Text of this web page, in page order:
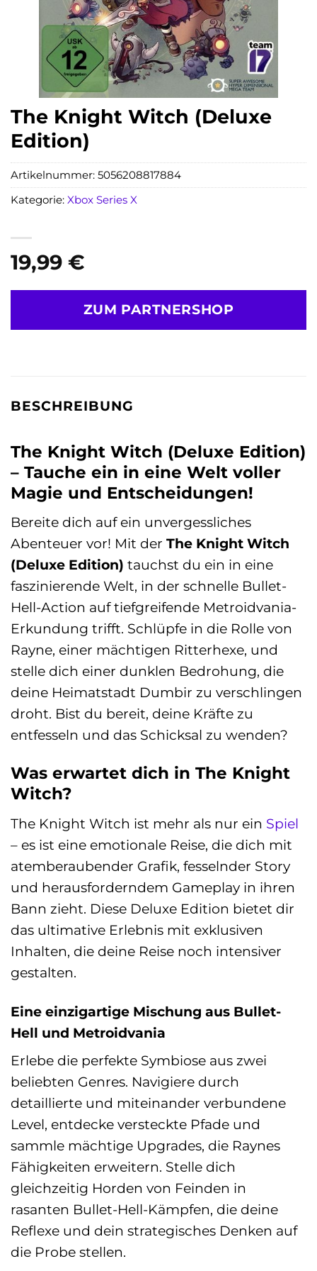
The Knight Witch (Deluxe
Edition)
19,99 €
ZUM PARTNERSHOP
Artikelnummer: 5056208817884
Kategorie: Xbox Series X
BESCHREIBUNG
The Knight Witch (Deluxe Edition)
– Tauche ein in eine Welt voller
Magie und Entscheidungen!
Bereite dich auf ein unvergessliches
Abenteuer vor! Mit der The Knight Witch
(Deluxe Edition) tauchst du ein in eine
faszinierende Welt, in der schnelle Bullet-
Hell-Action auf tiefgreifende Metroidvania-
Erkundung trifft. Schlüpfe in die Rolle von
Rayne, einer mächtigen Ritterhexe, und
stelle dich einer dunklen Bedrohung, die
deine Heimatstadt Dumbir zu verschlingen
droht. Bist du bereit, deine Kräfte zu
entfesseln und das Schicksal zu wenden?
Was erwartet dich in The Knight
Witch?
The Knight Witch ist mehr als nur ein Spiel
– es ist eine emotionale Reise, die dich mit
atemberaubender Grafik, fesselnder Story
und herausforderndem Gameplay in ihren
Bann zieht. Diese Deluxe Edition bietet dir
das ultimative Erlebnis mit exklusiven
Inhalten, die deine Reise noch intensiver
gestalten.
Eine einzigartige Mischung aus Bullet-
Hell und Metroidvania
Erlebe die perfekte Symbiose aus zwei
beliebten Genres. Navigiere durch
detaillierte und miteinander verbundene
Level, entdecke versteckte Pfade und
sammle mächtige Upgrades, die Raynes
Fähigkeiten erweitern. Stelle dich
gleichzeitig Horden von Feinden in
rasanten Bullet-Hell-Kämpfen, die deine
Reflexe und dein strategisches Denken auf
die Probe stellen.